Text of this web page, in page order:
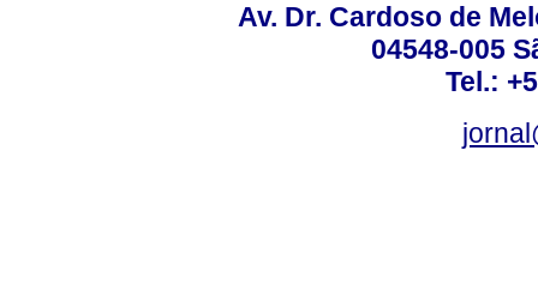
Av. Dr. Cardoso de
04548-005
Tel.: